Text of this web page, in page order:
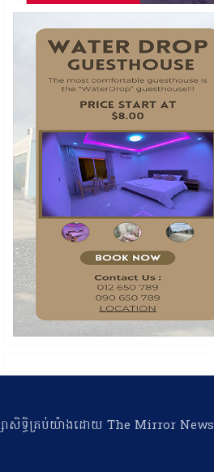
ា​សិទ្ធិ​គ្រប់​យ៉ាង​ដោយ​ The Mirror News